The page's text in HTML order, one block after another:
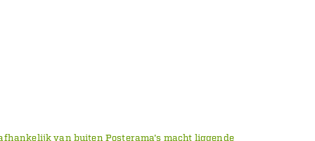
van buiten Posterama's macht liggende